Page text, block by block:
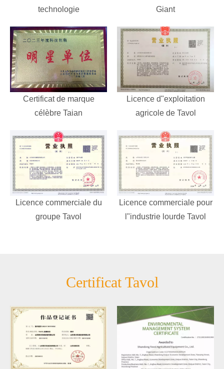
technologie
Giant
Certificat de marque
célèbre Taian
Licence d"exploitation
agricole de Tavol
Licence commerciale du
groupe Tavol
Licence commerciale pour
l"industrie lourde Tavol
Certificat Tavol